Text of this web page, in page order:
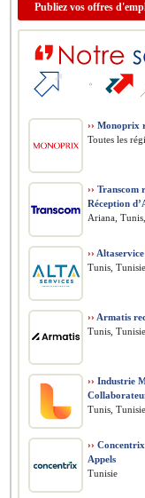
Publiez vos offres
›› Monoprix
Toutes les
›› Transcom
Réception
Ariana,
››
Tunis, Tunisie
›› Armatis
Tunis, Tunisie
›› Industrie
Tunis, Tunisie
››
Appels
Tunisie